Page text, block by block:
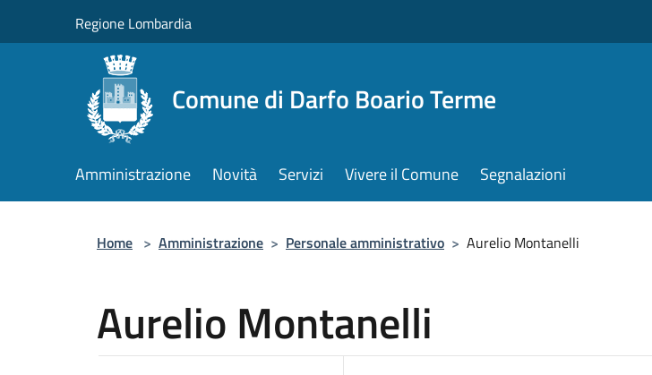
Regione Lombardia
Comune di Darfo Boario Terme
Amministrazione Novità Servizi Vivere il Comune Segnalazioni
Home > Amministrazione > Personale amministrativo > Aurelio Montanelli
Aurelio Montanelli